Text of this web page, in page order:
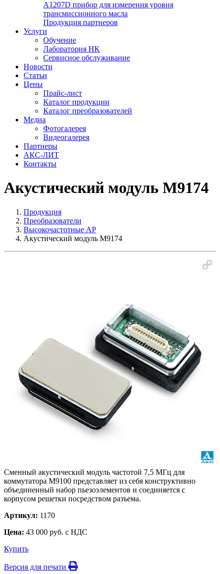
А1207D прибор для измерения уровня
трансмиссионного масла
Продукция партнеров
Услуги
Обучение
Лаборатория НК
Сервисное обслуживание
Новости
Статьи
Цены
Прайс-лист
Каталог продукции
Каталог преобразователей
Медиа
Фотогалерея
Видеогалерея
Партнеры
АКС-ЛИТ
Контакты
Акустический модуль М9174
Продукция
Преобразователи
Высокочастотные АР
Акустический модуль М9174
Сменный акустический модуль частотой 7,5 МГц для
коммутатора М9100 представляет из себя конструктивно
объединенный набор пьезоэлементов и соединяется с
корпусом решетки посредством разъема.
Артикул: 1170
Цена: 43 000 руб. с НДС
Купить
Версия для печати